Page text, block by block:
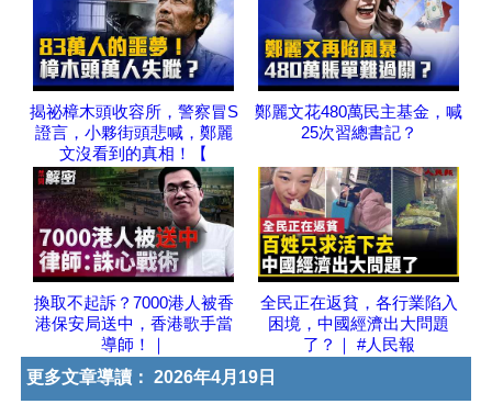
揭祕樟木頭收容所，警察冒S
證言，小夥街頭悲喊，鄭麗
文沒看到的真相！【
鄭麗文花480萬民主基金，喊
25次習總書記？
換取不起訴？7000港人被香
港保安局送中，香港歌手當
導師！｜
全民正在返貧，各行業陷入
困境，中國經濟出大問題
了？｜ #人民報
更多文章導讀： 2026年4月19日